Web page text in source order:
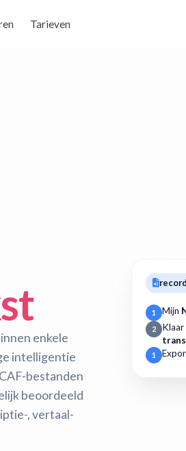
Tarieven
enkele
intelligentie
bestanden
beoordeeld
, vertaal-
1 Mijn
2 Klaar
1